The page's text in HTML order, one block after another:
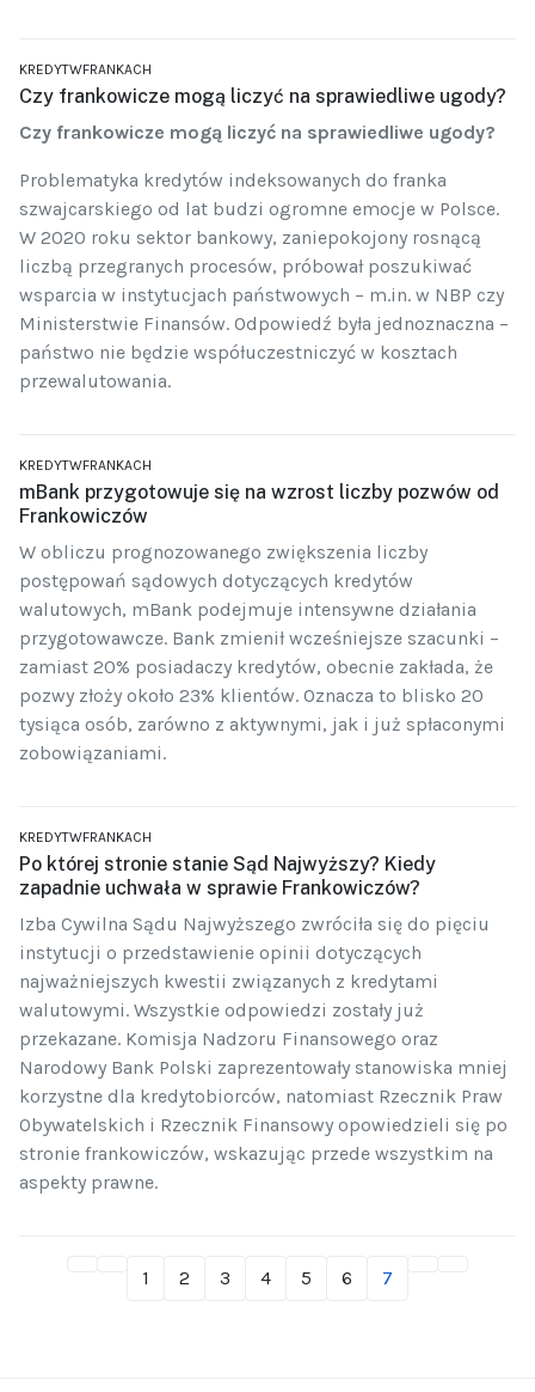
KREDYTWFRANKACH
Czy frankowicze mogą liczyć na sprawiedliwe ugody?
Czy frankowicze mogą liczyć na sprawiedliwe ugody?
Problematyka kredytów indeksowanych do franka
szwajcarskiego od lat budzi ogromne emocje w Polsce.
W 2020 roku sektor bankowy, zaniepokojony rosnącą
liczbą przegranych procesów, próbował poszukiwać
wsparcia w instytucjach państwowych – m.in. w NBP czy
Ministerstwie Finansów. Odpowiedź była jednoznaczna –
państwo nie będzie współuczestniczyć w kosztach
przewalutowania.
KREDYTWFRANKACH
mBank przygotowuje się na wzrost liczby pozwów od
Frankowiczów
W obliczu prognozowanego zwiększenia liczby
postępowań sądowych dotyczących kredytów
walutowych, mBank podejmuje intensywne działania
przygotowawcze. Bank zmienił wcześniejsze szacunki –
zamiast 20% posiadaczy kredytów, obecnie zakłada, że
pozwy złoży około 23% klientów. Oznacza to blisko 20
tysiąca osób, zarówno z aktywnymi, jak i już spłaconymi
zobowiązaniami.
KREDYTWFRANKACH
Po której stronie stanie Sąd Najwyższy? Kiedy
zapadnie uchwała w sprawie Frankowiczów?
Izba Cywilna Sądu Najwyższego zwróciła się do pięciu
instytucji o przedstawienie opinii dotyczących
najważniejszych kwestii związanych z kredytami
walutowymi. Wszystkie odpowiedzi zostały już
przekazane. Komisja Nadzoru Finansowego oraz
Narodowy Bank Polski zaprezentowały stanowiska mniej
korzystne dla kredytobiorców, natomiast Rzecznik Praw
Obywatelskich i Rzecznik Finansowy opowiedzieli się po
stronie frankowiczów, wskazując przede wszystkim na
aspekty prawne.
1 2 3 4 5 6 7